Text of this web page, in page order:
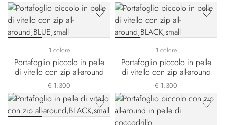
1 colore
Portafoglio piccolo in pelle
di vitello con zip all-around
€ 1.300
1 colore
Portafoglio piccolo in pelle
di vitello con zip all-around
€ 1.300